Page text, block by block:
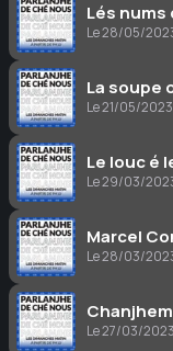
Lés nums
Le 28/05/
La soupe
Le 21/05/
Le louc é
Le 29/03/
Marcel
Le 28/03/
Le 27/03/